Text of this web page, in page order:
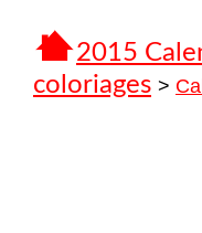
2015
coloriages >